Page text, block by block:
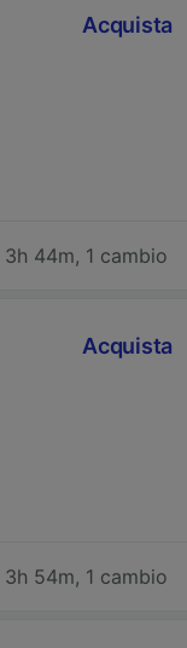
Acquista
3h 44m, 1 cambio
Acquista
3h 54m, 1 cambio